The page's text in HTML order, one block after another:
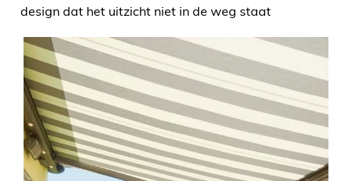
design dat het uitzicht niet in de weg staat